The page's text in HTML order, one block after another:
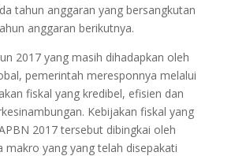
tahun anggaran yang bersangkutan
anggaran berikutnya.
2017 yang masih dihadapkan oleh
pemerintah meresponnya melalui
fiskal yang kredibel, efisien dan
Kebijakan fiskal yang
2017 tersebut dibingkai oleh
makro yang yang telah disepakati